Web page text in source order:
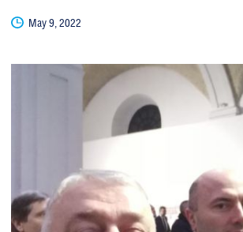
May 9, 2022